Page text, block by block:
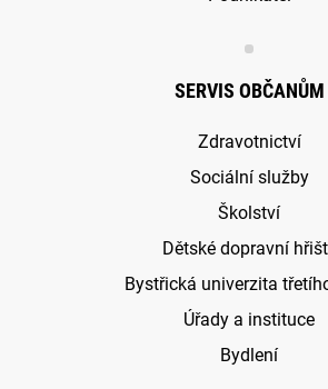
SERVIS OBČANŮM
Zdravotnictví
Sociální služby
Školství
Dětské dopravní
Bystřická univerzita
Úřady a instituce
Bydlení